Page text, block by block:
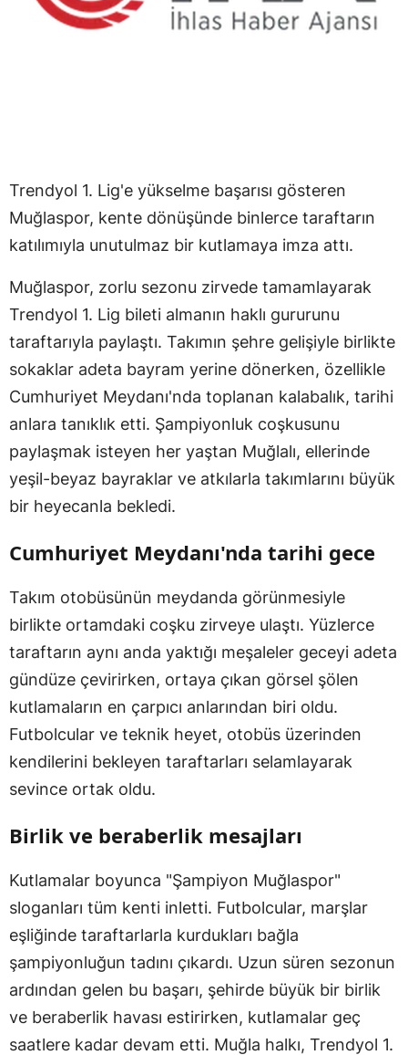
Trendyol 1. Lig'e yükselme başarısı gösteren
Muğlaspor, kente dönüşünde binlerce taraftarın
katılımıyla unutulmaz bir kutlamaya imza attı.
Muğlaspor, zorlu sezonu zirvede tamamlayarak
Trendyol 1. Lig bileti almanın haklı gururunu
taraftarıyla paylaştı. Takımın şehre gelişiyle birlikte
sokaklar adeta bayram yerine dönerken, özellikle
Cumhuriyet Meydanı'nda toplanan kalabalık, tarihi
anlara tanıklık etti. Şampiyonluk coşkusunu
paylaşmak isteyen her yaştan Muğlalı, ellerinde
yeşil-beyaz bayraklar ve atkılarla takımlarını büyük
bir heyecanla bekledi.
Cumhuriyet Meydanı'nda tarihi gece
Takım otobüsünün meydanda görünmesiyle
birlikte ortamdaki coşku zirveye ulaştı. Yüzlerce
taraftarın aynı anda yaktığı meşaleler geceyi adeta
gündüze çevirirken, ortaya çıkan görsel şölen
kutlamaların en çarpıcı anlarından biri oldu.
Futbolcular ve teknik heyet, otobüs üzerinden
kendilerini bekleyen taraftarları selamlayarak
sevince ortak oldu.
Birlik ve beraberlik mesajları
Kutlamalar boyunca "Şampiyon Muğlaspor"
sloganları tüm kenti inletti. Futbolcular, marşlar
eşliğinde taraftarlarla kurdukları bağla
şampiyonluğun tadını çıkardı. Uzun süren sezonun
ardından gelen bu başarı, şehirde büyük bir birlik
ve beraberlik havası estirirken, kutlamalar geç
saatlere kadar devam etti. Muğla halkı, Trendyol 1.